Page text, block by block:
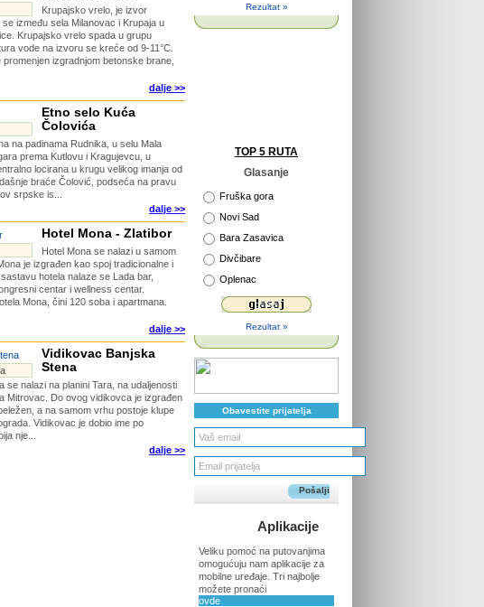
Krupajsko vrelo, je izvor
između sela Milanovac i Krupaja u
Krupajsko vrelo spada u grupu
vode na izvoru se kreće od 9-11°C.
izgradnjom betonske brane,
dalje >>
Etno selo Kuća
Čolovića
na padinama Rudnika, u selu Mala
prema Kutlovu i Kragujevcu, u
locirana u krugu velikog imanja od
braće Čolović, podseća na pravu
srpske is...
dalje >>
Hotel Mona - Zlatibor
Hotel Mona se nalazi u samom
je izgrađen kao spoj tradicionalne i
hotela nalaze se Lada bar,
centar i wellness centar.
Mona, čini 120 soba i apartmana.
dalje >>
Vidikovac Banjska
Stena
se nalazi na planini Tara, na udaljenosti
Mitrovac. Do ovog vidikovca je izgrađen
a na samom vrhu postoje klupe
Vidikovac je dobio ime po
nje...
dalje >>
Počinje obnova tvrđave
Rezultat »
TOP 5 RUTA
Glasanje
Fruška gora
Novi Sad
Bara Zasavica
Divčibare
Oplenac
Rezultat »
Obavestite prijatelja
Pošalji
Aplikacije
Veliku pomoć na putovanjima
omogućuju nam aplikacije za
mobilne uređaje. Tri najbolje
možete pronaći
ovde